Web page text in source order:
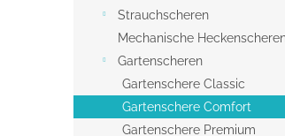
Strauchscheren
Mechanische
Gartenscheren
Gartenschere Classic
Gartenschere Comfort
Gartenschere Premium